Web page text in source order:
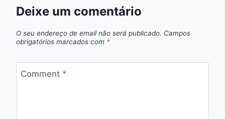
Deixe um comentário
O seu endereço de email não será publicado. Campos
obrigatórios marcados com *
Comment *